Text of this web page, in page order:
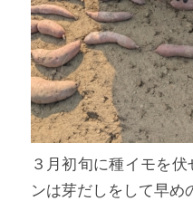
３月初旬に種イモを
ンは芽だしをして早め